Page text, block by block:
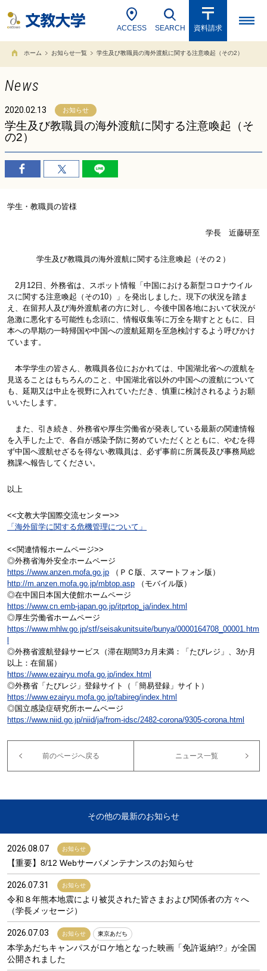
ACCESS SEARCH 資料請求
News
2020.02.13 お知らせ
学生及び教職員の海外渡航に関する注意喚起（そ
の2）
ホーム お知らせ一覧 学生及び教職員の海外渡航に関する注意喚起（その2）
学生・教職員の皆様
学長 近藤研至
学生及び教職員の海外渡航に関する注意喚起（その２）
2月12日、外務省は、スポット情報「中国における新型コロナウイル
スに関する注意喚起（その10）」を発出しました。現下の状況を踏ま
え、在留邦人及び海外渡航者の方に対し、今後中国各地において状況が
急激に悪化する可能性も念頭に、情報収集等に万全を期すとともに、日
本への早期の一時帰国や中国への渡航延期を至急検討するよう呼びかけ
ています。
本学学生の皆さん、教職員各位におかれては、中国湖北省への渡航を
見送ることはもちろんのこと、中国湖北省以外の中国への渡航について
も、延期又は中止を視野に入れていただき、慎重に検討されるようお願
いいたします。
また、引き続き、外務省や厚生労働省が発表している最新の関連情報
を入手した上で、各自が感染予防に努めていただくとともに、やむを得
ず中国へ渡航せざるを得ない教職員は、必ず事前に所属長及び事務局総
務課へ報告してください。
以上
<<文教大学国際交流センター>>
「海外留学に関する危機管理について」
<<関連情報ホームページ>>
◎外務省海外安全ホームページ
https://www.anzen.mofa.go.jp （ＰＣ版、スマートフォン版）
http://m.anzen.mofa.go.jp/mbtop.asp （モバイル版）
◎在中国日本国大使館ホームページ
https://www.cn.emb-japan.go.jp/itprtop_ja/index.html
◎厚生労働省ホームページ
https://www.mhlw.go.jp/stf/seisakunitsuite/bunya/0000164708_00001.htm
◎外務省渡航登録サービス（滞在期間3カ月未満：「たびレジ」、3か月
以上：在留届）
https://www.ezairyu.mofa.go.jp/index.html
◎外務省「たびレジ」登録サイト（「簡易登録」サイト）
https://www.ezairyu.mofa.go.jp/tabireg/index.html
◎国立感染症研究所ホームページ
https://www.niid.go.jp/niid/ja/from-idsc/2482-corona/9305-corona.html
前のページへ戻る ニュース一覧
その他の最新のお知らせ
2026.08.07 お知らせ
【重要】8/12 Webサーバメンテナンスのお知らせ
2026.07.31 お知らせ
令和８年熊本地震により被災された皆さまおよび関係者の方々へ
（学長メッセージ）
2026.07.03 お知らせ 東京あだち
本学あだちキャンパスがロケ地となった映画「免許返納!?」が全国
公開されました